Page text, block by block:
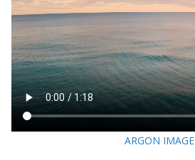
ARGON IMAGE